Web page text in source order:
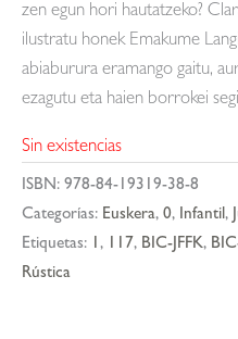
zen egun hori hautatzeko?
ilustratu honek Emakume
abiaburura eramango gaitu,
ezagutu eta haien borrokei
Sin existencias
ISBN: 978-84-19319-38-8
Categorías: Euskera, 0, Infantil,
Etiquetas: 1 , 117, BIC-JFFK,
Rústica